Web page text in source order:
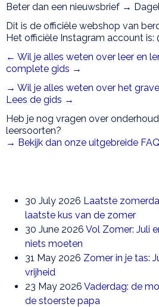
Beter dan een nieuwsbrief →
Dit is de officiële webshop van
Het officiële Instagram account is:
← Wil je alles weten over leer en
complete gids →
→ Wil je alles weten over het
Lees de gids →
Heb je nog vragen over
leersoorten?
→ Bekijk dan onze uitgebreide FAQ
30 July 2026 Laatste
laatste kus van de zomer
30 June 2026 Vol Zomer: Juli
niets moeten
31 May 2026 Zomer in je tas:
vrijheid
23 May 2026 Vaderdag: de
de stoerste papa